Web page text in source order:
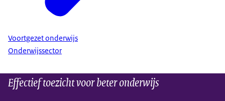
Voortgezet onderwijs
Onderwijssector
Effectief toezicht voor beter onderwijs